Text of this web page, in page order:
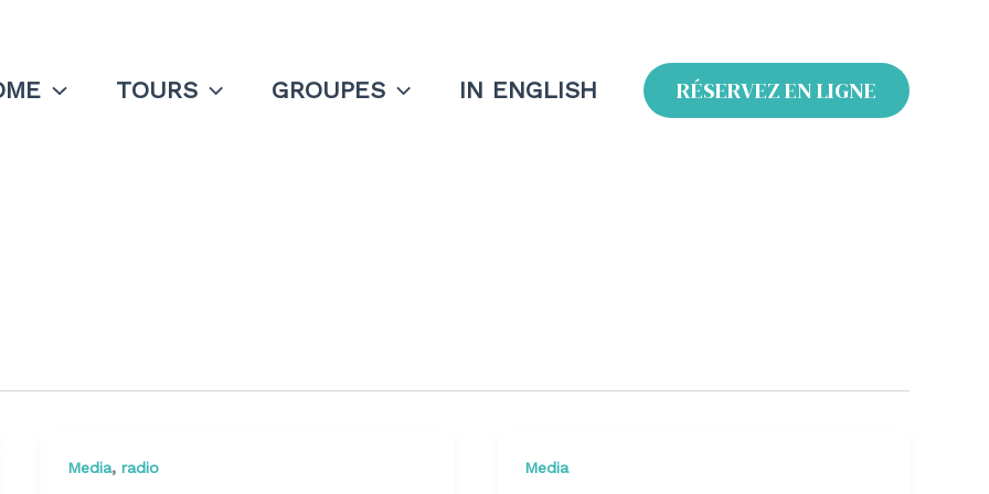
TOURS GROUPES IN ENGLISH RÉSERVEZ EN LIGNE
Media,radio Media